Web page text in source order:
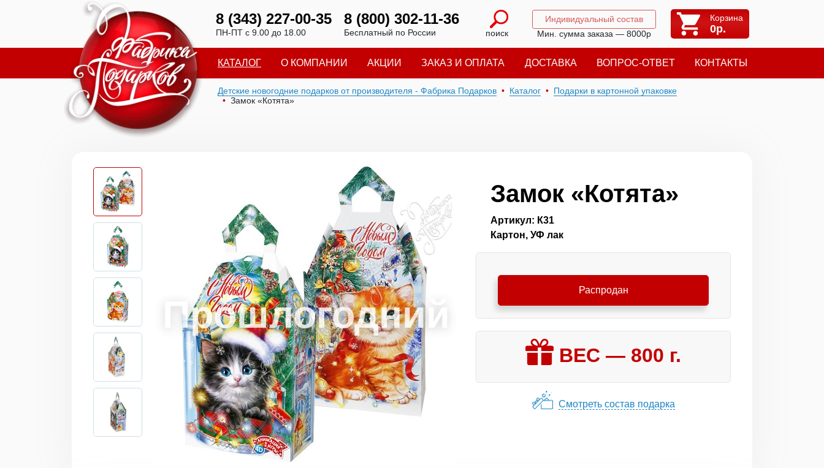
8 (343) 227-00-35
ПН-ПТ с 9.00 до 18.00
8 (800) 302-11-36
Бесплатный по России поиск
Индивидуальный состав
Мин. сумма заказа — 8000р
Корзина
0р.
КАТАЛОГ О КОМПАНИИ АКЦИИ ЗАКАЗ И ОПЛАТА ДОСТАВКА ВОПРОС-ОТВЕТ КОНТАКТЫ
Детские новогодние подарков от производителя - Фабрика Подарков Каталог
Подарки в картонной упаковке
Замок «Котята»
Замок «Котята»
Артикул: К31
Картон, УФ лак
Распродан
ВЕС — 800 г.
Смотреть состав подарка